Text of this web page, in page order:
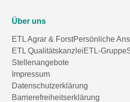
Über uns
ETL Agrar & ForstPersönliche
ETL QualitätskanzleiETL-Gruppe
Stellenangebote
Impressum
Datenschutzerklärung
Barrierefreiheitserklärung